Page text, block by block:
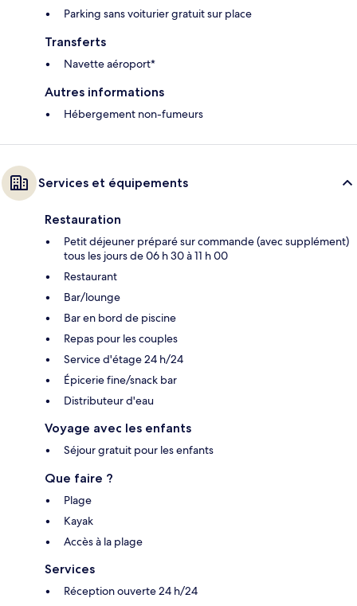
Parking sans voiturier gratuit sur place
Transferts
Navette aéroport*
Autres informations
Hébergement non-fumeurs
Services et équipements
Restauration
Petit déjeuner préparé sur commande (avec supplément)
tous les jours de 06 h 30 à 11 h 00
Restaurant
Bar/lounge
Bar en bord de piscine
Repas pour les couples
Service d'étage 24 h/24
Épicerie fine/snack bar
Distributeur d'eau
Voyage avec les enfants
Séjour gratuit pour les enfants
Que faire ?
Plage
Kayak
Accès à la plage
Services
Réception ouverte 24 h/24